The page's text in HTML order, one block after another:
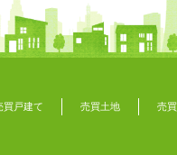
買戸建て 売買土地 売